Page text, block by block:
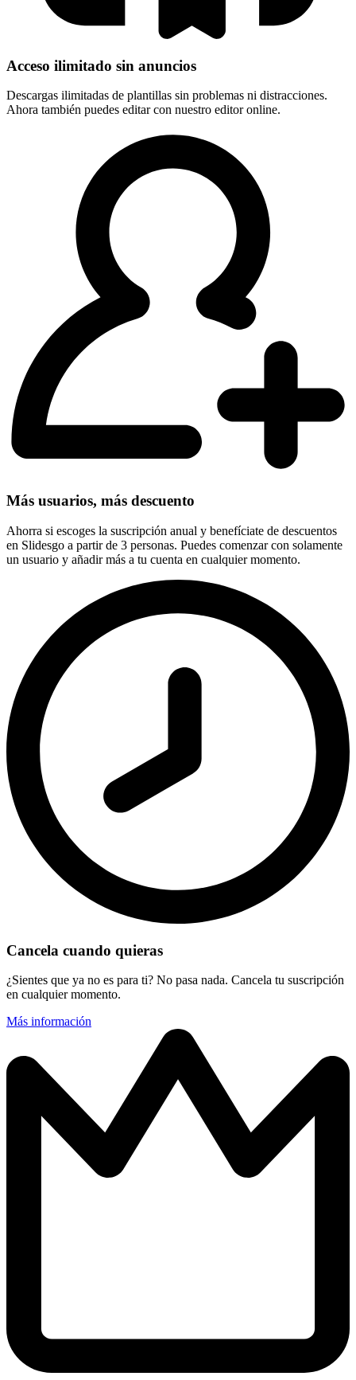
Acceso ilimitado sin anuncios
Descargas ilimitadas de plantillas sin problemas ni distracciones.
Ahora también puedes editar con nuestro editor online.
Más usuarios, más descuento
Ahorra si escoges la suscripción anual y benefíciate de descuentos
en Slidesgo a partir de 3 personas. Puedes comenzar con solamente
un usuario y añadir más a tu cuenta en cualquier momento.
Cancela cuando quieras
¿Sientes que ya no es para ti? No pasa nada. Cancela tu suscripción
en cualquier momento.
Más información